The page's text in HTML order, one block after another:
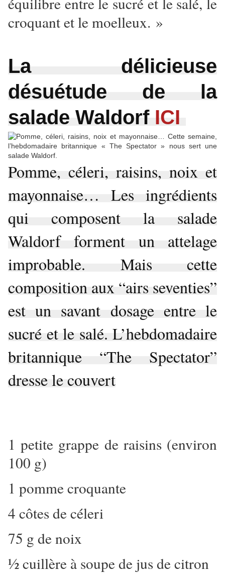
croquant et le moelleux. »
La délicieuse
désuétude de la
salade Waldorf ICI
Pomme, céleri, raisins, noix et
mayonnaise… Les ingrédients
qui composent la salade
Waldorf forment un attelage
improbable. Mais cette
composition aux “airs seventies”
est un savant dosage entre le
sucré et le salé. L’hebdomadaire
britannique “The Spectator”
dresse le couvert
1 petite grappe de raisins (environ
100 g)
1 pomme croquante
4 côtes de céleri
75 g de noix
½ cuillère à soupe de jus de citron